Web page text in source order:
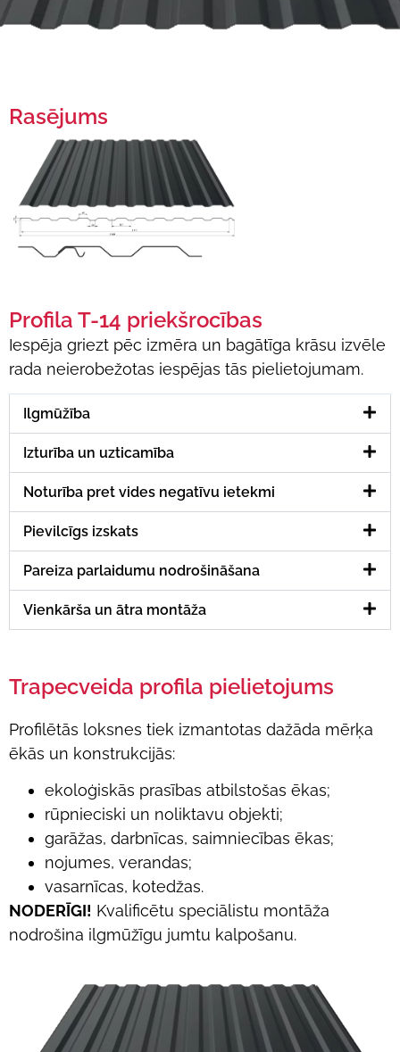
Rasējums
Profila T-14 priekšrocības
Iespēja griezt pēc izmēra un bagātīga krāsu izvēle
rada neierobežotas iespējas tās pielietojumam.
Ilgmūžība
Izturība un uzticamība
Noturība pret vides negatīvu ietekmi
Pievilcīgs izskats
Pareiza parlaidumu nodrošināšana
Vienkārša un ātra montāža
Trapecveida profila pielietojums
Profilētās loksnes tiek izmantotas dažāda mērķa
ēkās un konstrukcijās:
ekoloģiskās prasības atbilstošas ēkas;
rūpnieciski un noliktavu objekti;
garāžas, darbnīcas, saimniecības ēkas;
nojumes, verandas;
vasarnīcas, kotedžas.
NODERĪGI! Kvalificētu speciālistu montāža
nodrošina ilgmūžīgu jumtu kalpošanu.